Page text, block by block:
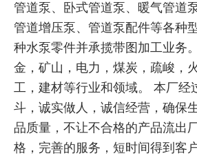
管道泵、卧式管道泵、暖气管道
管道增压泵、管道泵配件等各种
种水泵零件并承揽带图加工业务
金，矿山，电力，煤炭，疏峻，
工，建材等行业和领域。 本厂经
斗，诚实做人，诚信经营，确保
品质量，不让不合格的产品流出
格，完善的服务，短时间得到客